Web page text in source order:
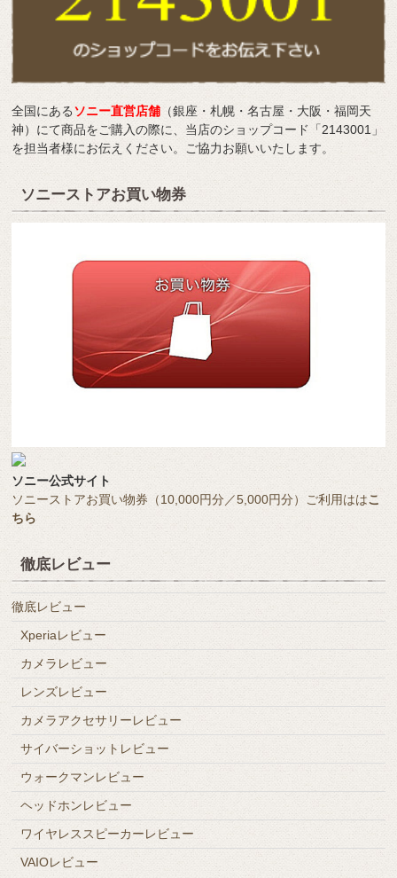
全国にあるソニー直営店舗 （銀座・札幌・名古屋・大阪・福岡天
神）にて商品をご購入の際に、当店のショップコード「2143001」
を担当者様にお伝えください。ご協力お願いいたします。
ソニーストアお買い物券
ソニー公式サイト
ソニーストアお買い物券（10,000円分／5,000円分）ご利用ははこ
ちら
徹底レビュー
徹底レビュー
Xperiaレビュー
カメラレビュー
レンズレビュー
カメラアクセサリーレビュー
サイバーショットレビュー
ウォークマンレビュー
ヘッドホンレビュー
ワイヤレススピーカーレビュー
VAIOレビュー